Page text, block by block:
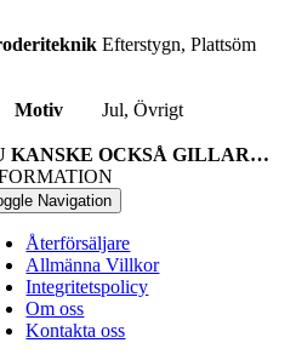
Efterstygn, Plattsöm
Motiv Jul, Övrigt
KANSKE OCKSÅ GILLAR…
Navigation
Återförsäljare
Allmänna Villkor
Integritetspolicy
Om oss
Kontakta oss